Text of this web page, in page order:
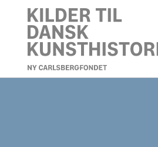
J. F. WILLUMSEN